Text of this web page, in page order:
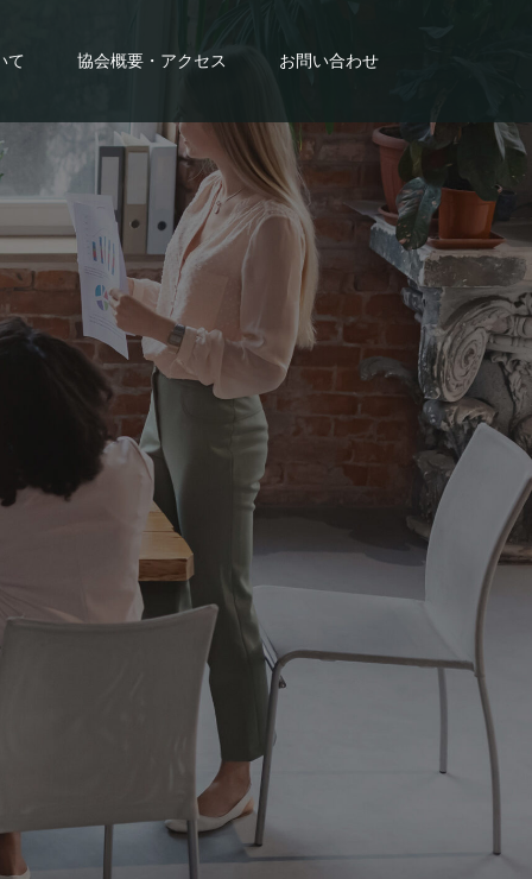
て 協会概要・アクセス お問い合わせ